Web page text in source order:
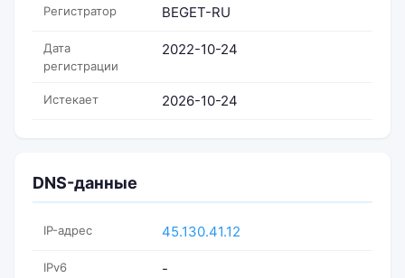
Регистратор BEGET-RU
Дата
регистрации
2022-10-24
Истекает 2026-10-24
DNS-данные
IP-адрес 45.130.41.12
IPv6 -